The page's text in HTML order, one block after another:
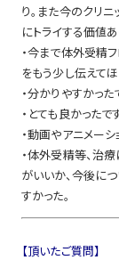
り。また今のクリ
にトライする価値あ
・今まで体外受精
をもう少し伝えて
・分かりやすかった
・とても良かったで
・動画やアニメー
・体外受精等、治
がいいか、今後に
すかった。
【頂いたご質問】